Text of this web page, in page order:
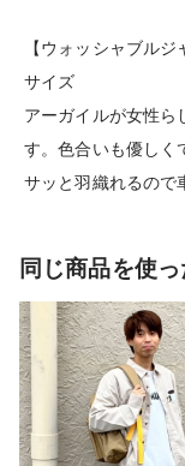
【ウォッシャブル
サイズ
アーガイルが女性ら
す。色合いも優しく
サッと羽織れるの
同じ商品を使